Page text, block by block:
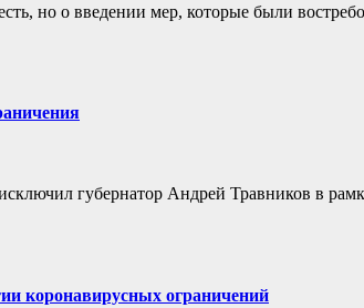
но о введении мер, которые были
губернатор Андрей Травников в
коронавирусных ограничений